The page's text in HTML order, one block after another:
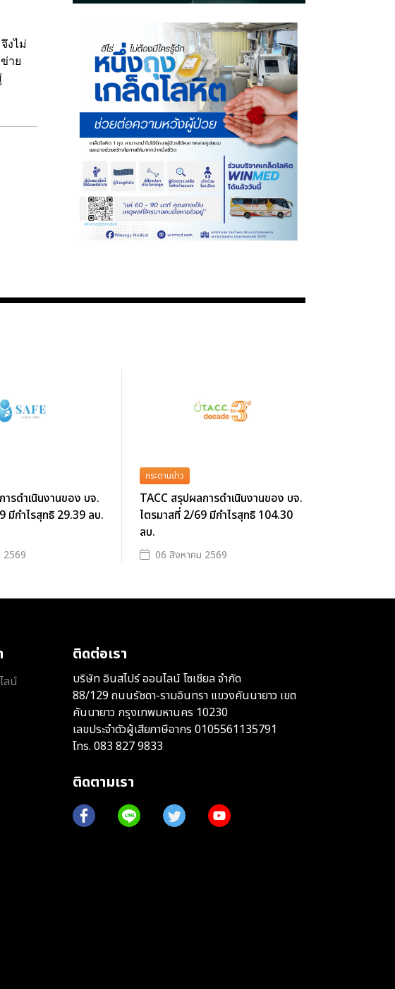
งไม่
าย
ารดำเนินงานของ บจ.
มีกำไรสุทธิ 29.39 ลบ.
2569
กระดานข่าว
TACC สรุปผลการดำเนินงานของ บจ.
ไตรมาสที่ 2/69 มีกำไรสุทธิ 104.30
ลบ.
06 สิงหาคม 2569
ลน์
ติดต่อเรา
บริษัท อินสไปร์ ออนไลน์ โซเชียล จำกัด
88/129 ถนนรัชดา-รามอินทรา แขวงคันนายาว เขต
คันนายาว กรุงเทพมหานคร 10230
เลขประจำตัวผู้เสียภาษีอากร 0105561135791
โทร. 083 827 9833
ติดตามเรา